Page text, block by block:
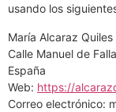
usando los
María Alcaraz Quiles
Calle Manuel de
España
Web: https://
Correo electrónico: